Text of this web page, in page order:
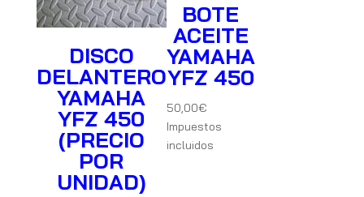
DISCO
DELANTERO
YAMAHA
YFZ 450
(PRECIO
POR
UNIDAD)
BOTE
ACEITE
YAMAHA
YFZ 450
50,00€
Impuestos
incluidos